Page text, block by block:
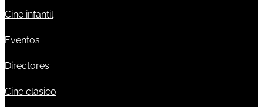
Cine infantil
Eventos
Directores
Cine clásico